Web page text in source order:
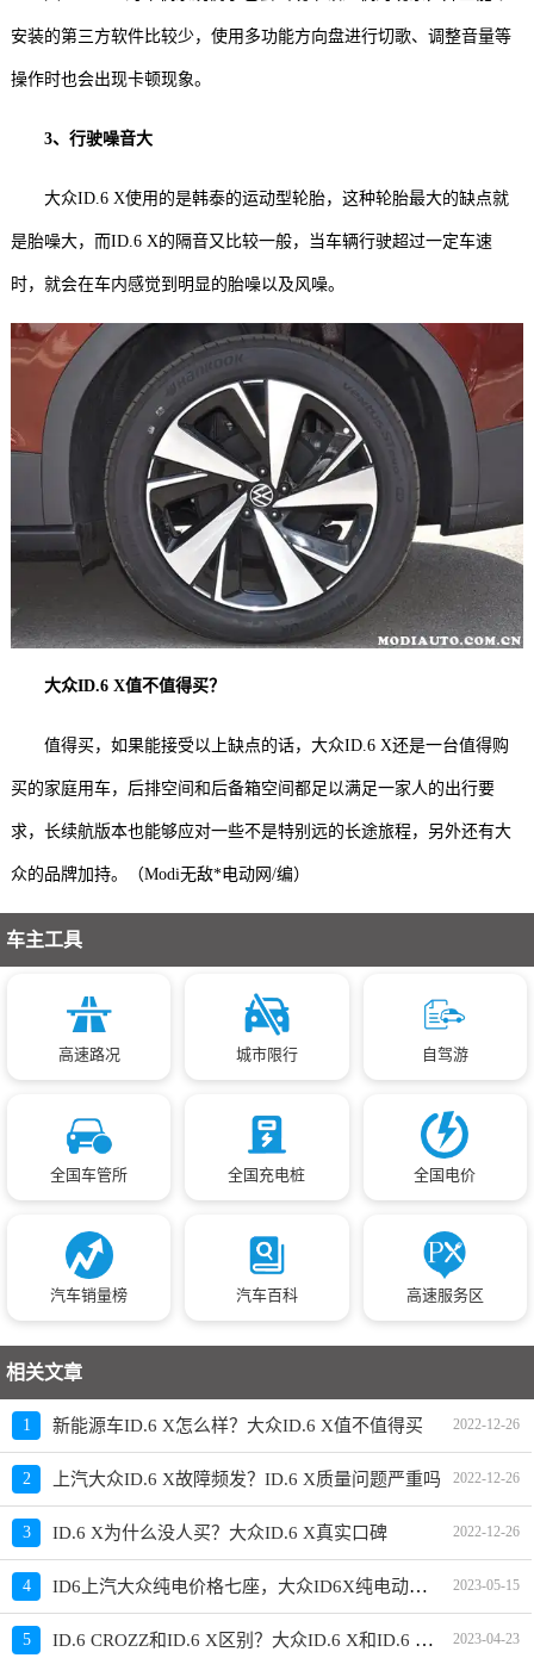
安装的第三方软件比较少，使用多功能方向盘进行切歌、调整音量等
操作时也会出现卡顿现象。
3、行驶噪音大
大众ID.6 X使用的是韩泰的运动型轮胎，这种轮胎最大的缺点就
是胎噪大，而ID.6 X的隔音又比较一般，当车辆行驶超过一定车速
时，就会在车内感觉到明显的胎噪以及风噪。
大众ID.6 X值不值得买？
值得买，如果能接受以上缺点的话，大众ID.6 X还是一台值得购
买的家庭用车，后排空间和后备箱空间都足以满足一家人的出行要
求，长续航版本也能够应对一些不是特别远的长途旅程，另外还有大
众的品牌加持。（Modi无敌*电动网/编）
车主工具
高速路况 城市限行 自驾游
全国车管所 全国充电桩 全国电价
汽车销量榜 汽车百科 高速服务区
相关文章
1 新能源车ID.6 X怎么样？大众ID.6 X值不值得买 2022-12-26
2 上汽大众ID.6 X故障频发？ID.6 X质量问题严重吗 2022-12-26
3 ID.6 X为什么没人买？大众ID.6 X真实口碑 2022-12-26
4 ID6上汽大众纯电价格七座，大众ID6X纯电动车价格 2023-05-15
5 ID.6 CROZZ和ID.6 X区别？大众ID.6 X和ID.6 CROZZ选哪个 2023-04-23